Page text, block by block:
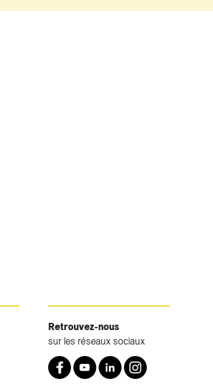
Retrouvez-nous
sur les réseaux sociaux
Retrouvez nous sur Facebook
YoutubeLinkedInInstagram